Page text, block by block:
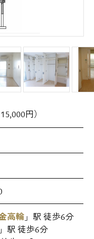
15,000円）
高輪 」駅 徒歩6分
」駅 徒歩6分